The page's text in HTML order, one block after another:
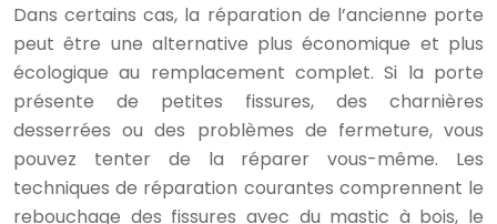
Dans certains cas, la réparation de l’ancienne porte
peut être une alternative plus économique et plus
écologique au remplacement complet. Si la porte
présente de petites fissures, des charnières
desserrées ou des problèmes de fermeture, vous
pouvez tenter de la réparer vous-même. Les
techniques de réparation courantes comprennent le
rebouchage des fissures avec du mastic à bois, le